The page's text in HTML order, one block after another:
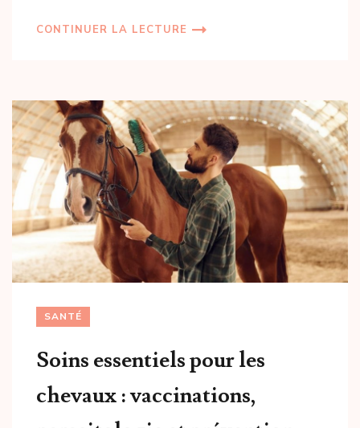
CONTINUER LA LECTURE
SANTÉ
Soins essentiels pour les
chevaux : vaccinations,